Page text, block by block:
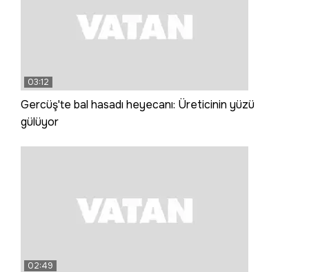
03:12
Gercüş'te bal hasadı heyecanı: Üreticinin yüzü
gülüyor
02:49